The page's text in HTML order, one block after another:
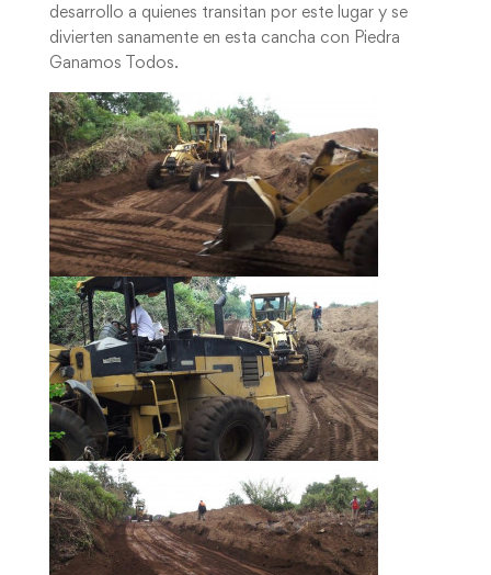
desarrollo a quienes transitan por este lugar y se
divierten sanamente en esta cancha con Piedra
Ganamos Todos.